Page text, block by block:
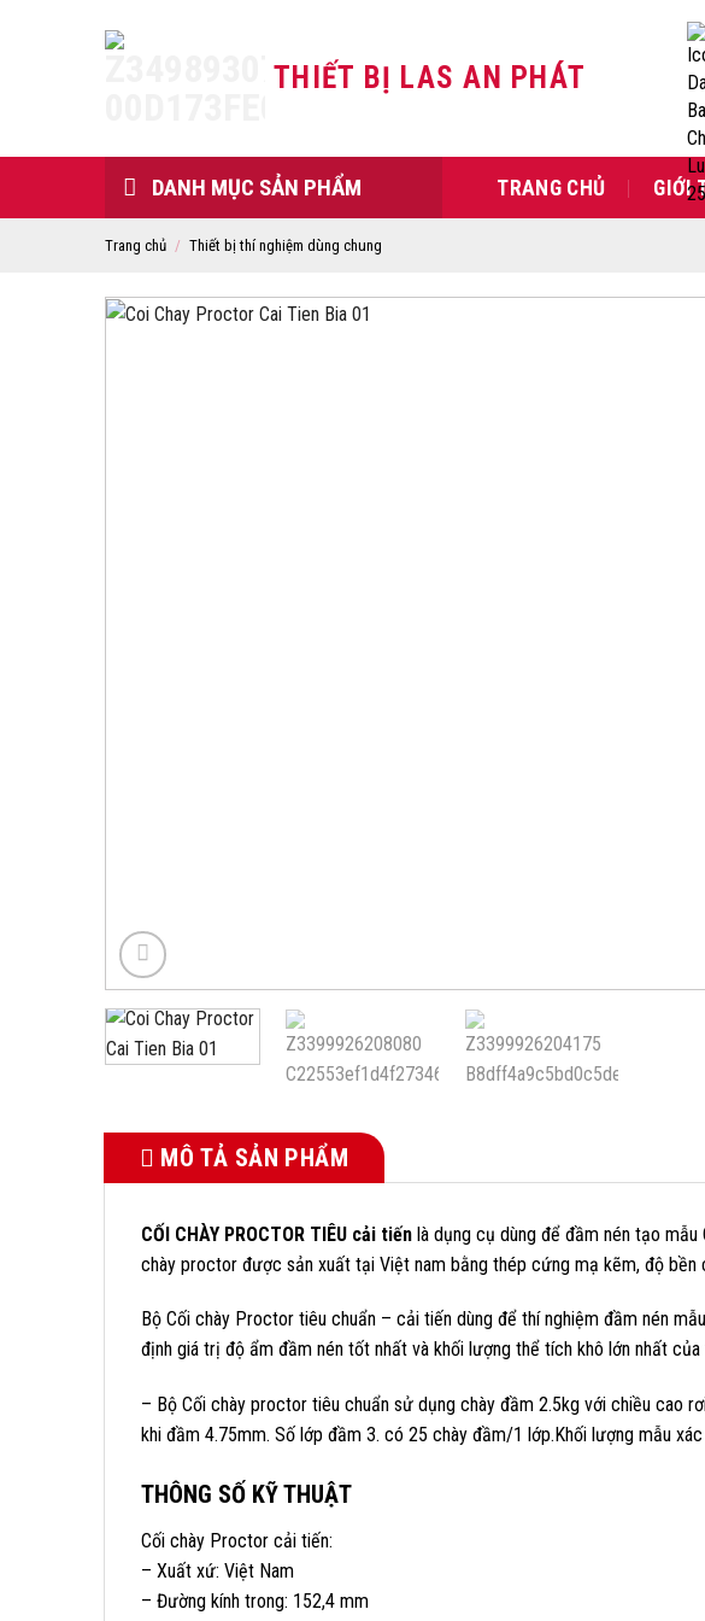
THIẾT BỊ LAS AN PHÁT
DANH MỤC SẢN PHẨM TRANG CHỦ GIỚI
Trang chủ / Thiết bị thí nghiệm dùng chung
MÔ TẢ SẢN PHẨM
CỐI CHÀY PROCTOR TIÊU cải tiếnlà dụng cụ dùng để đầm nén tạo mẫu
chày proctor được sản xuất tại Việt nam bằng thép cứng mạ kẽm, độ bền
Bộ Cối chày Proctor tiêu chuẩn – cải tiến dùng để thí nghiệm đầm nén
định giá trị độ ẩm đầm nén tốt nhất và khối lượng thể tích khô lớn nhất
– Bộ Cối chày proctor tiêu chuẩn sử dụng chày đầm 2.5kg với chiều cao
khi đầm 4.75mm. Số lớp đầm 3. có 25 chày đầm/1 lớp.Khối lượng mẫu
THÔNG SỐ KỸ THUẬT
Cối chày Proctor cải tiến:
– Xuất xứ: Việt Nam
– Đường kính trong: 152,4 mm